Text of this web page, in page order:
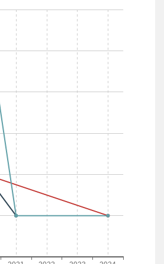
(toneladas) AG_FOOD_WST
de alimentos AG_FLS_INDEX
alimentos (%) AG_FLS_PCT
la gestión ecológicamente racional de los
los desechos a lo largo de su ciclo de vida, de
convenidos, y reducir
a la atmósfera, el agua y el suelo a fin de
en la salud humana y el medio ambiente
de partes en los acuerdos ambientales
sobre desechos peligrosos y otros productos
compromisos y obligaciones de transmitir
en cada uno de esos acuerdos
compromisos y obligaciones en la transmisión
por el Protocolo de Montreal sobre
otros productos químicos (%)
compromisos y obligaciones en la transmisión
por el Convenio de Rotterdam sobre
otros productos químicos (%)